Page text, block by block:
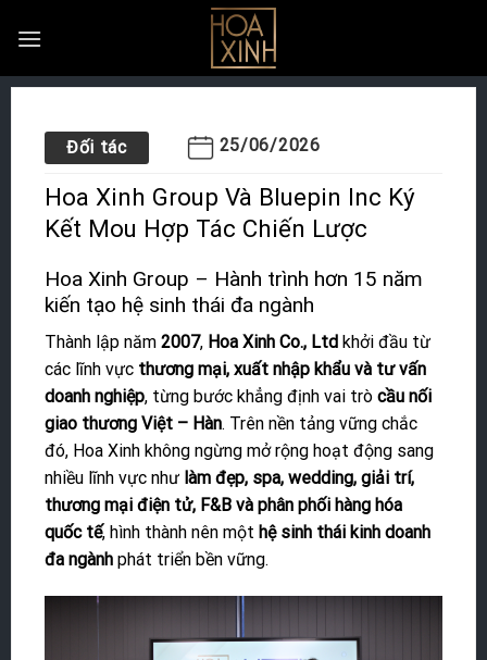
Đối tác 25/06/2026
Hoa Xinh Group Và Bluepin Inc Ký
Kết Mou Hợp Tác Chiến Lược
Hoa Xinh Group – Hành trình hơn 15 năm
kiến tạo hệ sinh thái đa ngành
Thành lập năm 2007, Hoa Xinh Co., Ltd khởi đầu từ
các lĩnh vực thương mại, xuất nhập khẩu và tư vấn
doanh nghiệp, từng bước khẳng định vai trò cầu nối
giao thương Việt – Hàn. Trên nền tảng vững chắc
đó, Hoa Xinh không ngừng mở rộng hoạt động sang
nhiều lĩnh vực như làm đẹp, spa, wedding, giải trí,
thương mại điện tử, F&B và phân phối hàng hóa
quốc tế, hình thành nên một hệ sinh thái kinh doanh
đa ngành phát triển bền vững.